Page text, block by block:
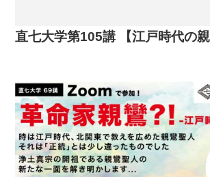
直七大学第105講 【江戸時代の